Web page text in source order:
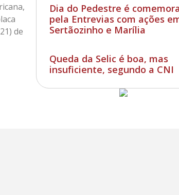
Dia do Pedestre é
pela Entrevias com ações
Sertãozinho e Marília
Queda da Selic é boa, mas
insuficiente, segundo a CNI
de